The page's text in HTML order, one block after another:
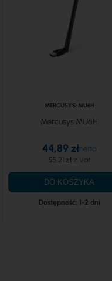
MERCUSYS-MU6H
Mercusys MU6H
Dostępność: 1-2 dni
55,21 zł
44,89 zł
DO KOSZYKA